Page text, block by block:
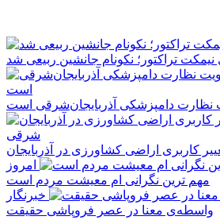
نیمکت تراکتور؛ نکونام جانشین ربیعی شد
نظارت دامپزشکی آذربایجان‌شرقی است
کاربری اراضی کشاورزی در آذربایجان
امروز
مهم‌ ترین نگرانی‌ ام معیشت مردم است
خبرنگار
واسطه‌ی معنا در عصر فروپاشی حقیقت